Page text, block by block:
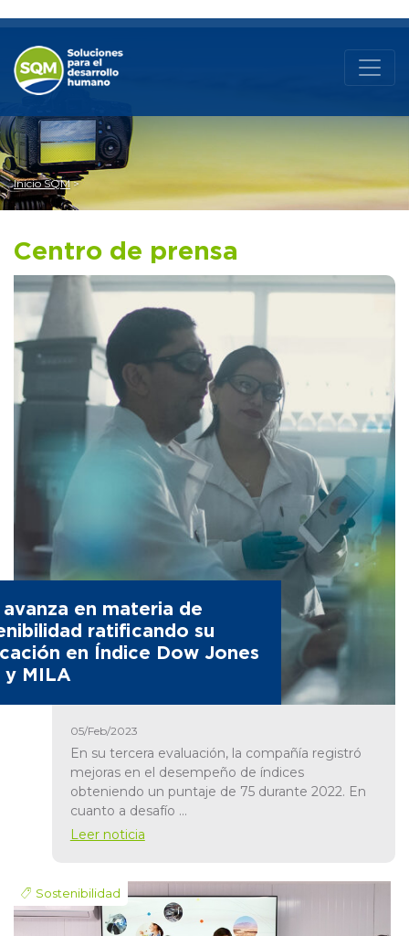
Inicio SQM
Centro de prensa
avanza en materia de
ratificando su
en Índice Dow Jones
y MILA
05/Feb/2023
En su tercera evaluación, la compañía registró
mejoras en el desempeño de índices
obteniendo un puntaje de 75 durante 2022. En
cuanto a desafío ...
Leer noticia
Sostenibilidad